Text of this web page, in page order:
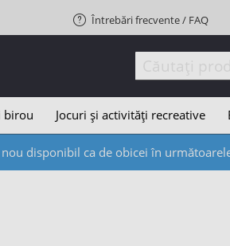
Întrebări frecvente / FAQ
birou Jocuri și activități recreative
disponibil ca de obicei în